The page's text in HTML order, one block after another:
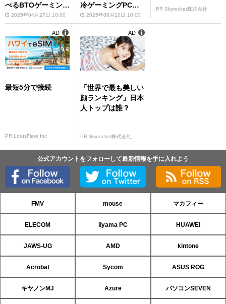
べるBTOゲーミング
PCオススメ構成3選
2025年04月27日 10:00
冷ゲーミングPCを
見て2025年08月10日 10:00
PR Skyrocket株式会社
最短5分で接続
PR LotusFlare Inc
AD
「世界で最も美しい
顔ランキング」日本
人トップは誰？
PR Skyrocket株式会社
AD
公式アカウントをフォローして最新情報を手に入れよう
FMV mouse マカフィー
ELECOM iiyama PC HUAWEI
JAWS-UG AMD kintone
Acrobat Sycom ASUS ROG
キヤノンMJ Azure パソコンSEVEN